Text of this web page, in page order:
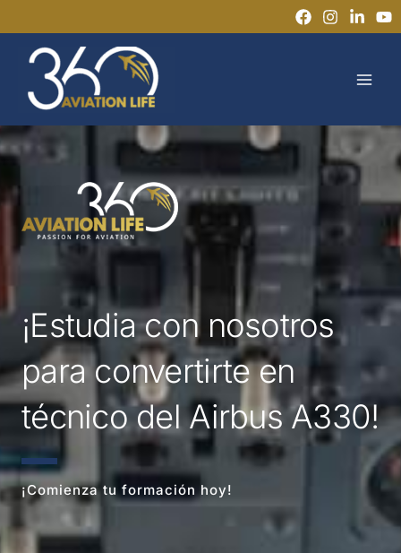
al
contenido
¡Estudia con nosotros
para convertirte en
técnico del Airbus A330!
¡Comienza tu formación hoy!